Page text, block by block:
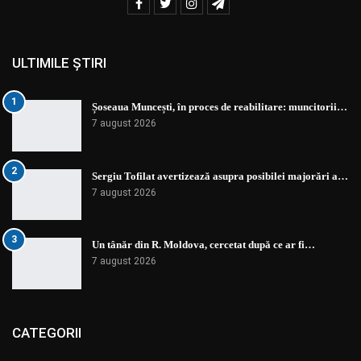
ULTIMILE ȘTIRI
1 Șoseaua Muncești, în proces de reabilitare: muncitorii…
7 august 2026
2 Sergiu Tofilat avertizează asupra posibilei majorări a…
7 august 2026
3 Un tânăr din R. Moldova, cercetat după ce ar fi…
7 august 2026
CATEGORII